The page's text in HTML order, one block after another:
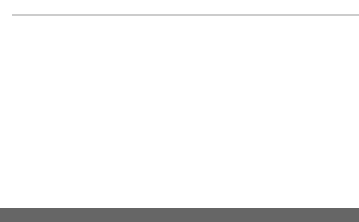
大阪ショールーム